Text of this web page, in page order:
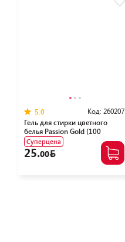
5.0 Код: 260207
Гель для стирки цветного
белья Passion Gold (100
стирок) 4 л
Суперцена
25.00